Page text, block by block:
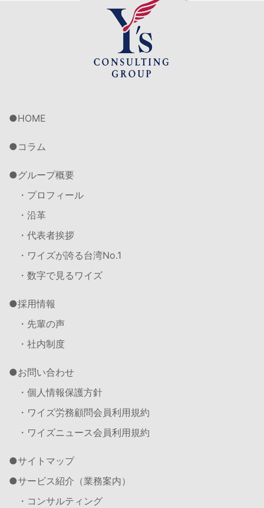
HOME
コラム
グループ概要
・プロフィール
・沿革
・代表者挨拶
・ワイズが誇る台湾No.1
・数字で見るワイズ
採用情報
・先輩の声
・社内制度
お問い合わせ
・個人情報保護方針
・ワイズ労務顧問会員利用規約
・ワイズニュース会員利用規約
サイトマップ
サービス紹介（業務案内）
・コンサルティング